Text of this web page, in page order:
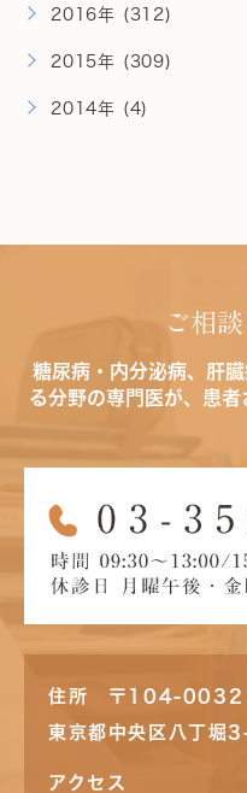
2016年 (312)
2015年 (309)
2014年 (4)
ご相
糖尿病・内分泌病、肝
る分野の専門医が、患
住所 〒104-0032
東京都中央区八丁
アクセス